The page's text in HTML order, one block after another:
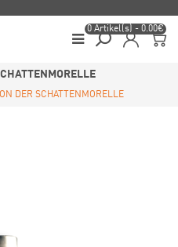
0 Artikel(s) - 0.00€
DER SCHATTENMORELLE